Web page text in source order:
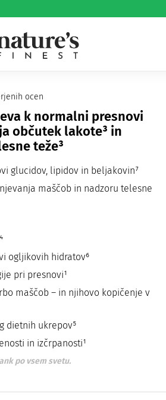
Extreme
ocen
k normalni presnovi
občutek lakote³ in
teže³
glucidov, lipidov in beljakovin⁷
maščob in nadzoru telesne
ogljikovih hidratov⁶
pri presnovi¹
maščob – in njihovo kopičenje v
dietnih ukrepov⁵
in izčrpanosti¹
po vsem svetu.